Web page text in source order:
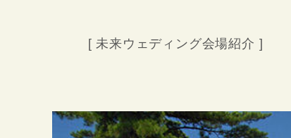
[ 未来ウェディング会場紹介 ]
WEDDING
SPACE